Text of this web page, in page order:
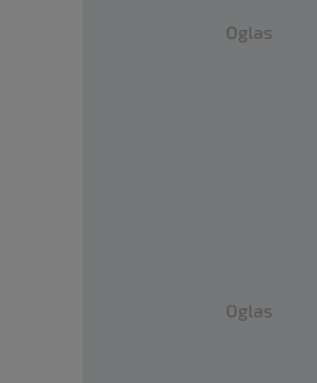
Oglas
Oglas